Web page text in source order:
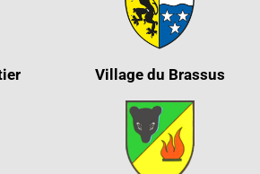
Village du Brassus